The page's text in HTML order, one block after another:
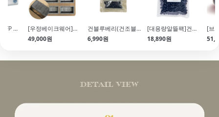
[1인 1개] 앵커FP 무염버터(454g) 특가EVENT!
[우정베이크웨어]골드바 휘낭시에 8구(30*2.2*(H)2.2\/실팝코팅\/FAZ)
49,000원
건블루베리(건조블루베리\/Blueberry\/145g)
6,990원
[대용량알뜰팩]건블루베리(Blueberry\/500g)
18,890원